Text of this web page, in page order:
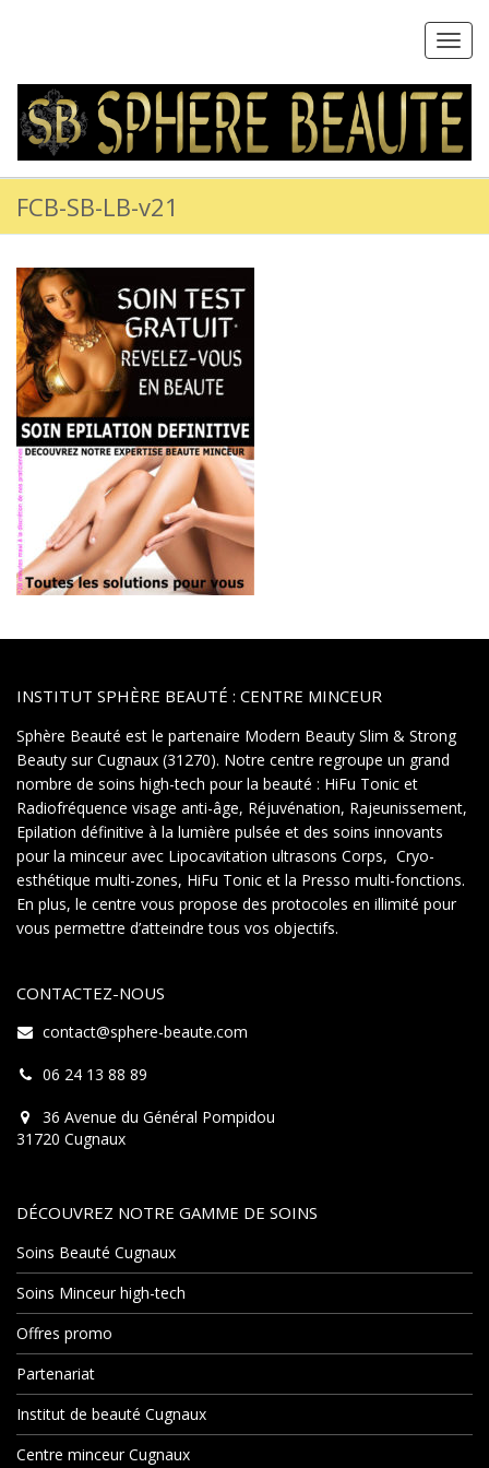
FCB-SB-LB-v21
INSTITUT SPHÈRE BEAUTÉ : CENTRE MINCEUR
Sphère Beauté est le partenaire Modern Beauty Slim & Strong
Beauty sur Cugnaux (31270). Notre centre regroupe un grand
nombre de soins high-tech pour la beauté : HiFu Tonic et
Radiofréquence visage anti-âge, Réjuvénation, Rajeunissement,
Epilation définitive à la lumière pulsée et des soins innovants
pour la minceur avec Lipocavitation ultrasons Corps, Cryo-
esthétique multi-zones, HiFu Tonic et la Presso multi-fonctions.
En plus, le centre vous propose des protocoles en illimité pour
vous permettre d’atteindre tous vos objectifs.
CONTACTEZ-NOUS
contact@sphere-beaute.com
06 24 13 88 89
36 Avenue du Général Pompidou
31720 Cugnaux
DÉCOUVREZ NOTRE GAMME DE SOINS
Soins Beauté Cugnaux
Soins Minceur high-tech
Offres promo
Partenariat
Institut de beauté Cugnaux
Centre minceur Cugnaux